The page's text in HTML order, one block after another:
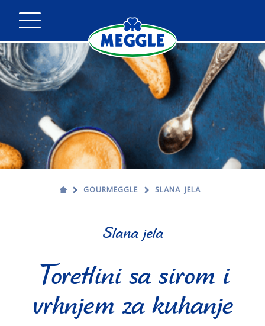
GOURMEGGLE SLANA JELA
Slana jela
Toretlini sa sirom i
vrhnjem za kuhanje